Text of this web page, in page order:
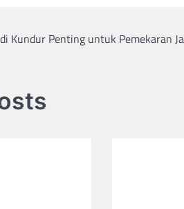
Kundur Penting untuk Pemekaran